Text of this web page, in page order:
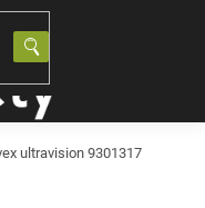
ultravision 9301317